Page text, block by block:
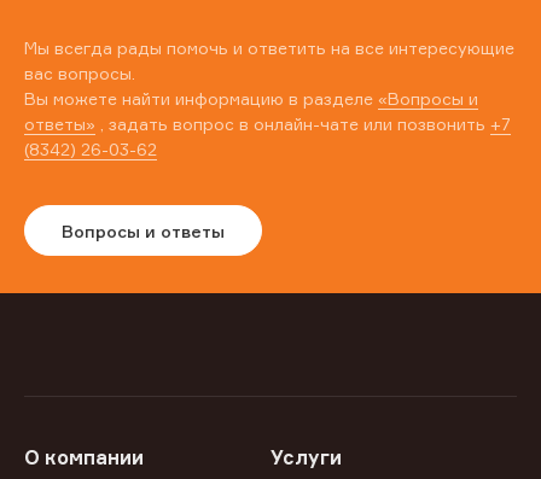
Мы всегда рады помочь и ответить на все интересующие
вас вопросы.
Вы можете найти информацию в разделе «Вопросы и
ответы» , задать вопрос в онлайн-чате или позвонить +7
(8342) 26-03-62
Вопросы и ответы
О компании Услуги